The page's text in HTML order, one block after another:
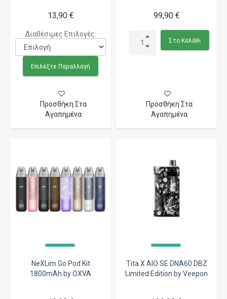
13,90 €
Διαθέσιμες Επιλογές:
Επιλέξτε Παραλλαγή
Προσθήκη Στα
Αγαπημένα
99,90 €
Στο Καλάθι
Προσθήκη Στα
Αγαπημένα
NeXLim Go Pod Kit
1800mAh by OXVA
Tita X AIO SE DNA60 DBZ
Limited Edition by Veepon